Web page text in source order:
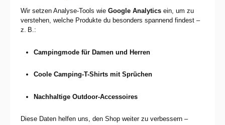
Wir setzen Analyse-Tools wie Google Analytics ein, um zu
verstehen, welche Produkte du besonders spannend findest –
z. B.:
Campingmode für Damen und Herren
Coole Camping-T-Shirts mit Sprüchen
Nachhaltige Outdoor-Accessoires
Diese Daten helfen uns, den Shop weiter zu verbessern –